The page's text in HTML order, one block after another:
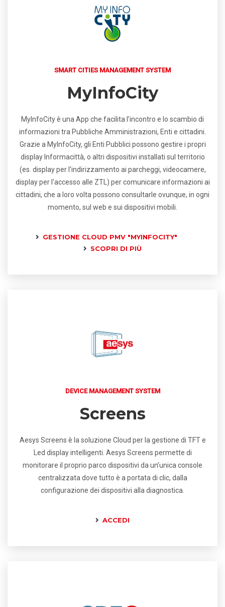
SMART CITIES MANAGEMENT SYSTEM
MyInfoCity
MyInfoCity è una App che facilita l’incontro e lo scambio di
informazioni tra Pubbliche Amministrazioni, Enti e cittadini.
Grazie a MyInfoCity, gli Enti Pubblici possono gestire i propri
display Informacittà, o altri dispositivi installati sul territorio
(es. display per l'indirizzamento ai parcheggi, videocamere,
display per l'accesso alle ZTL) per comunicare informazioni ai
cittadini, che a loro volta possono consultarle ovunque, in ogni
momento, sul web e sui dispositivi mobili.
GESTIONE CLOUD PMV "MYINFOCITY"
SCOPRI DI PIÙ
DEVICE MANAGEMENT SYSTEM
Screens
Aesys Screens è la soluzione Cloud per la gestione di TFT e
Led display intelligenti. Aesys Screens permette di
monitorare il proprio parco dispositivi da un’unica console
centralizzata dove tutto è a portata di clic, dalla
configurazione dei dispositivi alla diagnostica.
ACCEDI